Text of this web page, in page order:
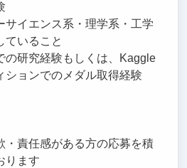
サイエンス系・理学系・工学
ていること
の研究経験もしくは、Kaggle
ションでのメダル取得経験
・責任感がある方の応募を積
ります